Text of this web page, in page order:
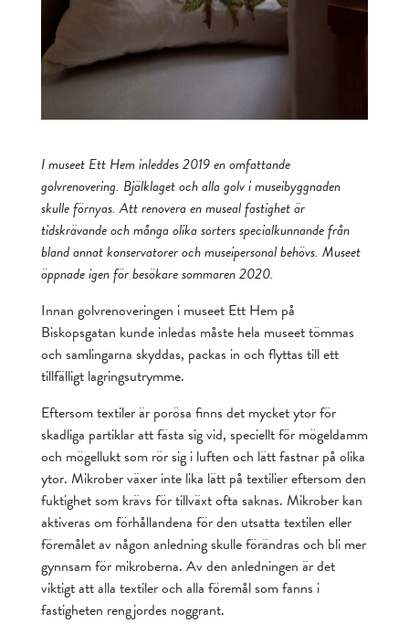
I museet Ett Hem inleddes 2019 en omfattande
golvrenovering. Bjälklaget och alla golv i museibyggnaden
skulle förnyas. Att renovera en museal fastighet är
tidskrävande och många olika sorters specialkunnande från
bland annat konservatorer och museipersonal behövs. Museet
öppnade igen för besökare sommaren 2020.
Innan golvrenoveringen i museet Ett Hem på
Biskopsgatan kunde inledas måste hela museet tömmas
och samlingarna skyddas, packas in och flyttas till ett
tillfälligt lagringsutrymme.
Eftersom textiler är porösa finns det mycket ytor för
skadliga partiklar att fästa sig vid, speciellt för mögeldamm
och mögellukt som rör sig i luften och lätt fastnar på olika
ytor. Mikrober växer inte lika lätt på textilier eftersom den
fuktighet som krävs för tillväxt ofta saknas. Mikrober kan
aktiveras om förhållandena för den utsatta textilen eller
föremålet av någon anledning skulle förändras och bli mer
gynnsam för mikroberna. Av den anledningen är det
viktigt att alla textiler och alla föremål som fanns i
fastigheten rengjordes noggrant.